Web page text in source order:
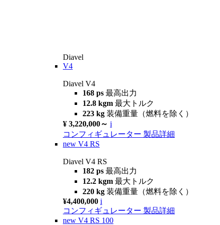
Diavel
V4
Diavel V4
168 ps 最高出力
12.8 kgm 最大トルク
223 kg 装備重量（燃料を除く）
¥ 3,220,000～ i
コンフィギュレーター 製品詳細
new V4 RS
Diavel V4 RS
182 ps 最高出力
12.2 kgm 最大トルク
220 kg 装備重量（燃料を除く）
¥4,400,000 i
コンフィギュレーター 製品詳細
new V4 RS 100